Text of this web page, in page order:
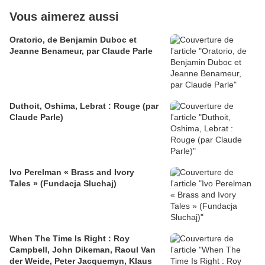
Vous aimerez aussi
Oratorio, de Benjamin Duboc et
Jeanne Benameur, par Claude Parle
Duthoit, Oshima, Lebrat : Rouge (par
Claude Parle)
Ivo Perelman « Brass and Ivory
Tales » (Fundacja Sluchaj)
When The Time Is Right : Roy
Campbell, John Dikeman, Raoul Van
der Weide, Peter Jacquemyn, Klaus